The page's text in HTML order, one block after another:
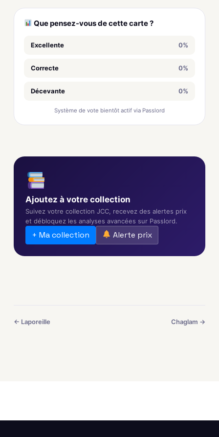
Que pensez-vous de cette carte ?
Excellente 0%
Correcte 0%
Décevante 0%
Système de vote bientôt actif via Passlord
Ajoutez à votre collection
Suivez votre collection JCC, recevez des alertes prix
et débloquez les analyses avancées sur Passlord.
+ Ma collection Alerte prix
← Laporeille Chaglam →